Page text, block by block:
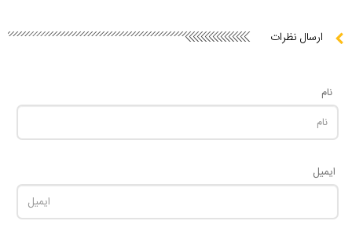
ارسال نظرات
نام
ایمیل